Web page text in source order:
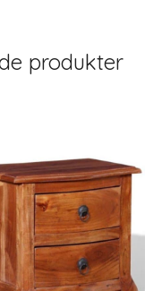
produkter